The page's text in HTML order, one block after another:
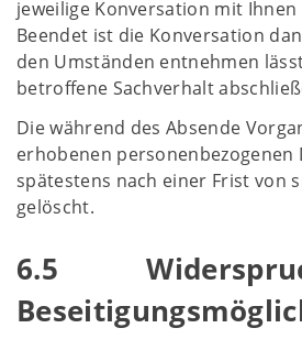
jeweilige Konversation mit
Beendet ist die Konversation
den Umständen entnehmen
betroffene Sachverhalt
Die während des Absende
erhobenen personenbezogenen
spätestens nach einer Frist von
gelöscht.
6.5